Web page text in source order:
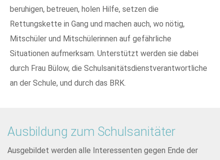
beruhigen, betreuen, holen Hilfe, setzen die
Rettungskette in Gang und machen auch, wo nötig,
Mitschüler und Mitschülerinnen auf gefährliche
Situationen aufmerksam. Unterstützt werden sie dabei
durch Frau Bülow, die Schulsanitätsdienstverantwortliche
an der Schule, und durch das BRK.
Ausbildung zum Schulsanitäter
Ausgebildet werden alle Interessenten gegen Ende der